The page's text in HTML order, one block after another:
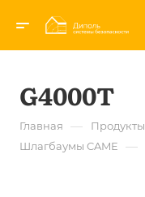
G4000T
Главная — Продукты
Шлагбаумы CAME —